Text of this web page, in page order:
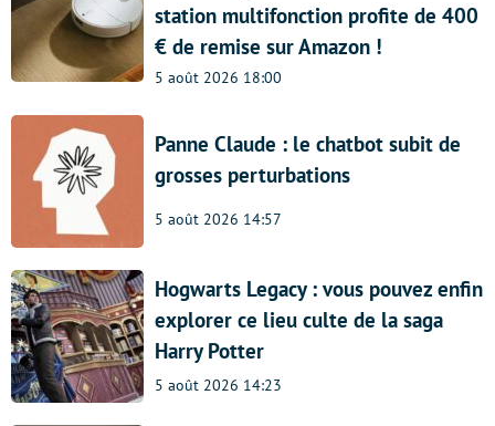
station multifonction profite de 400
€ de remise sur Amazon !
5 août 2026 18:00
Panne Claude : le chatbot subit de
grosses perturbations
5 août 2026 14:57
Hogwarts Legacy : vous pouvez enfin
explorer ce lieu culte de la saga
Harry Potter
5 août 2026 14:23